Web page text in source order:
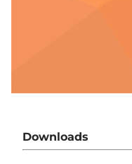
Downloads